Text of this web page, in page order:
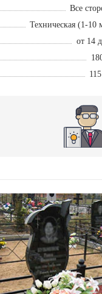
Все
Техническая (1-10
от 14